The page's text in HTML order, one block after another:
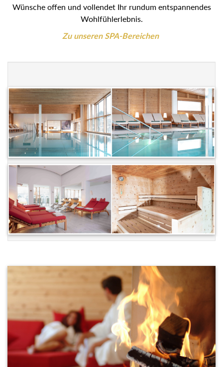
Wünsche offen und vollendet Ihr rundum entspannendes
Wohlfühlerlebnis.
Zu unseren SPA-Bereichen